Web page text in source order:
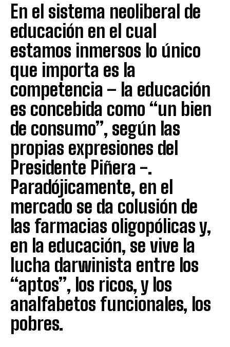
En el sistema neoliberal de
educación en el cual
estamos inmersos lo único
que importa es la
competencia – la educación
es concebida como “un bien
de consumo”, según las
propias expresiones del
Presidente Piñera -.
Paradójicamente, en el
mercado se da colusión de
las farmacias oligopólicas y,
en la educación, se vive la
lucha darwinista entre los
“aptos”, los ricos, y los
analfabetos funcionales, los
pobres.